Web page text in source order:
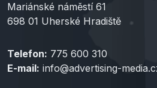
Mariánské náměstí 61
698 01 Uherské Hradiště
Telefon: 775 600 310
E-mail: info@advertising-